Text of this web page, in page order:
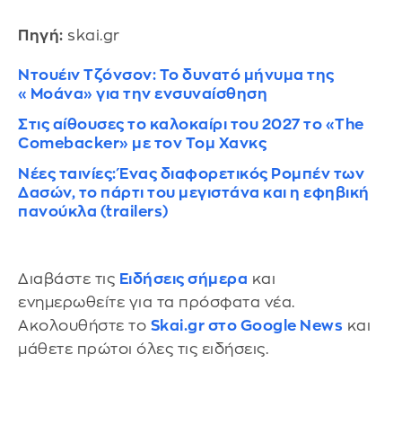
Πηγή: skai.gr
Ντουέιν Τζόνσον: Το δυνατό μήνυμα της
«Μοάνα» για την ενσυναίσθηση
Στις αίθουσες το καλοκαίρι του 2027 το «The
Comebacker» με τον Τομ Χανκς
Νέες ταινίες: Ένας διαφορετικός Ρομπέν των
Δασών, το πάρτι του μεγιστάνα και η εφηβική
πανούκλα (trailers)
Διαβάστε τις Ειδήσεις σήμερα και
ενημερωθείτε για τα πρόσφατα νέα.
Ακολουθήστε το Skai.gr στο Google News και
μάθετε πρώτοι όλες τις ειδήσεις.